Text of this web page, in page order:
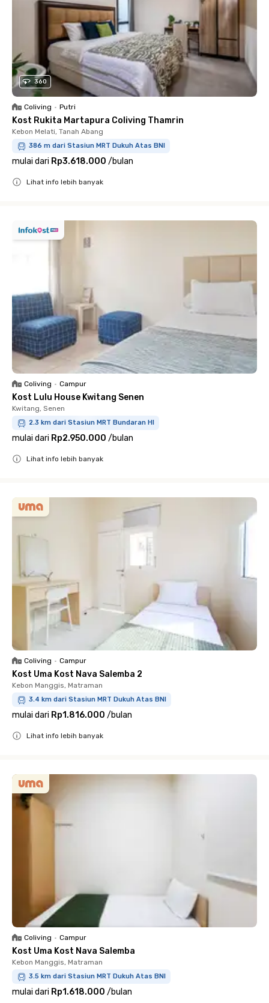
360
Coliving • Putri
Kost Rukita Martapura Coliving Thamrin
Kebon Melati, Tanah Abang
386 m dari Stasiun MRT Dukuh Atas BNI
mulai dari Rp3.618.000 /bulan
Lihat info lebih banyak
Coliving • Campur
Kost Lulu House Kwitang Senen
Kwitang, Senen
2.3 km dari Stasiun MRT Bundaran HI
mulai dari Rp2.950.000 /bulan
Lihat info lebih banyak
Coliving • Campur
Kost Uma Kost Nava Salemba 2
Kebon Manggis, Matraman
3.4 km dari Stasiun MRT Dukuh Atas BNI
mulai dari Rp1.816.000 /bulan
Lihat info lebih banyak
Coliving • Campur
Kost Uma Kost Nava Salemba
Kebon Manggis, Matraman
3.5 km dari Stasiun MRT Dukuh Atas BNI
mulai dari Rp1.618.000 /bulan